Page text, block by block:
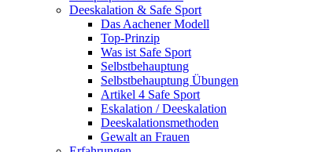
Deeskalation & Safe Sport
Das Aachener Modell
Top-Prinzip
Was ist Safe Sport
Selbstbehauptung
Selbstbehauptung Übungen
Artikel 4 Safe Sport
Eskalation / Deeskalation
Deeskalationsmethoden
Gewalt an Frauen